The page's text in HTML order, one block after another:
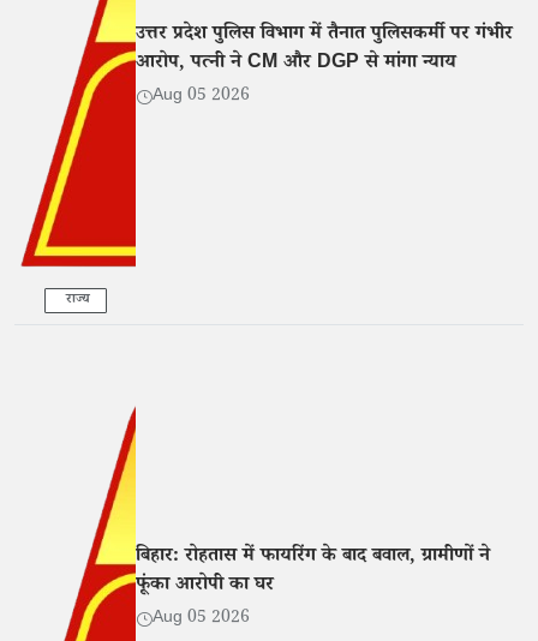
राज्य
उत्तर प्रदेश पुलिस विभाग में तैनात पुलिसकर्मी पर गंभीर
आरोप, पत्नी ने CM और DGP से मांगा न्याय
Aug 05 2026
बिहार: रोहतास में फायरिंग के बाद बवाल, ग्रामीणों ने
फूंका आरोपी का घर
Aug 05 2026